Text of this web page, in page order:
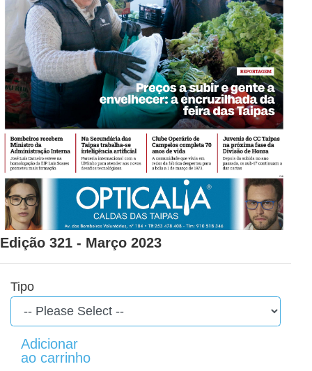
Edição 321 - Março 2023
Tipo